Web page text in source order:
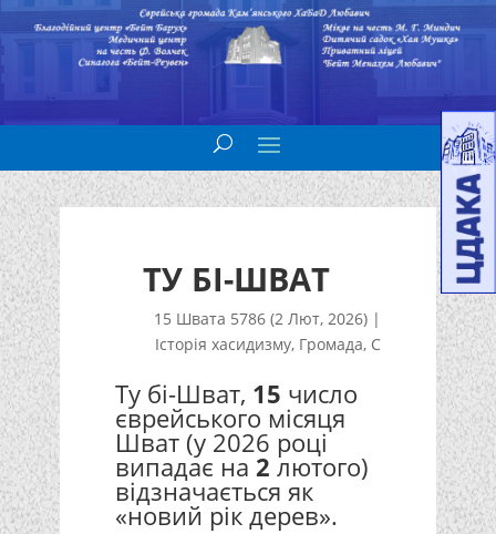
ТУ БІ-ШВАТ
15 Швата 5786 (2 Лют, 2026) |
Історія хасидизму, Громада, С
Ту бі-Шват, 15 число
єврейського місяця
Шват (у 2026 році
випадає на 2 лютого)
відзначається як
«новий рік дерев».